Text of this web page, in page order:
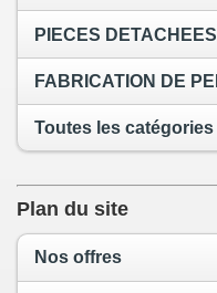
PIECES DETACHEES
Toutes les catégories
Plan du site
Nos offres